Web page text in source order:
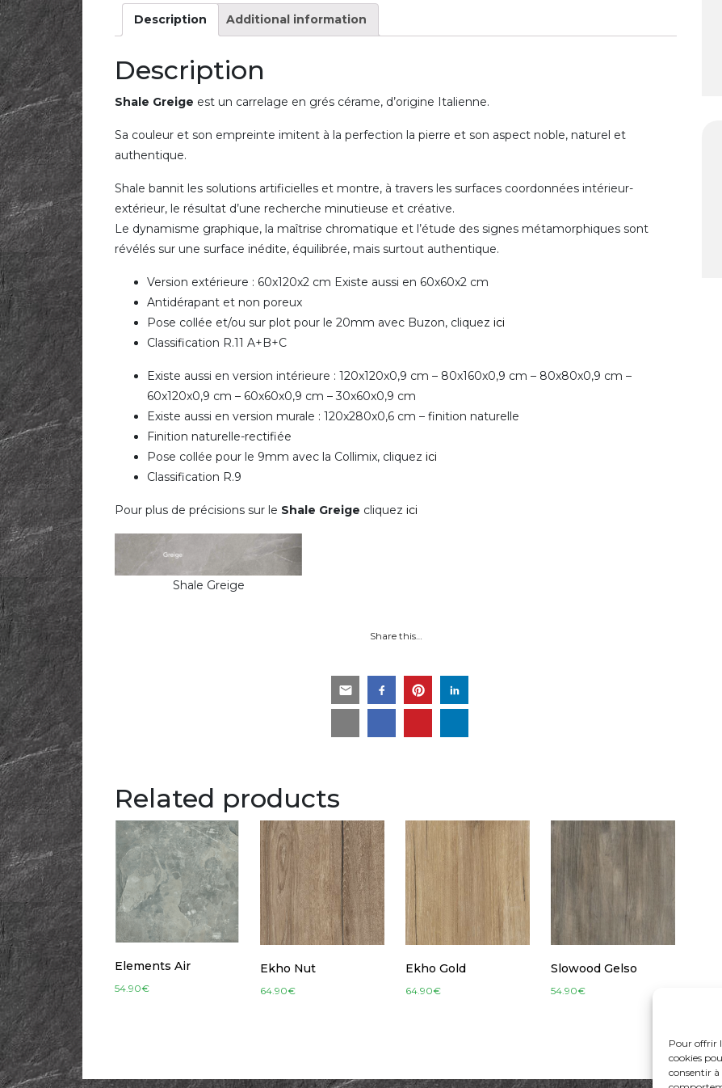
Pour offrir
cookies
consentir à
Description Additional information
Description
Shale Greige est un carrelage en grés cérame, d’origine Italienne.
Sa couleur et son empreinte imitent à la perfection la pierre et son aspect noble, naturel et
authentique.
Shale bannit les solutions artificielles et montre, à travers les surfaces coordonnées intérieur-
extérieur, le résultat d’une recherche minutieuse et créative.
Le dynamisme graphique, la maîtrise chromatique et l’étude des signes métamorphiques sont
révélés sur une surface inédite, équilibrée, mais surtout authentique.
Version extérieure : 60x120x2 cm Existe aussi en 60x60x2 cm
Antidérapant et non poreux
Pose collée et/ou sur plot pour le 20mm avec Buzon, cliquez ici
Classification R.11 A+B+C
Existe aussi en version intérieure : 120x120x0,9 cm – 80x160x0,9 cm – 80x80x0,9 cm –
60x120x0,9 cm – 60x60x0,9 cm – 30x60x0,9 cm
Existe aussi en version murale : 120x280x0,6 cm – finition naturelle
Finition naturelle-rectifiée
Pose collée pour le 9mm avec la Collimix, cliquez ici
Classification R.9
Pour plus de précisions sur le Shale Greige cliquez ici
Shale Greige
Share this…
Related products
Elements Air
54.90€
Ekho Nut
64.90€
Ekho Gold
64.90€
Slowood Gelso
54.90€